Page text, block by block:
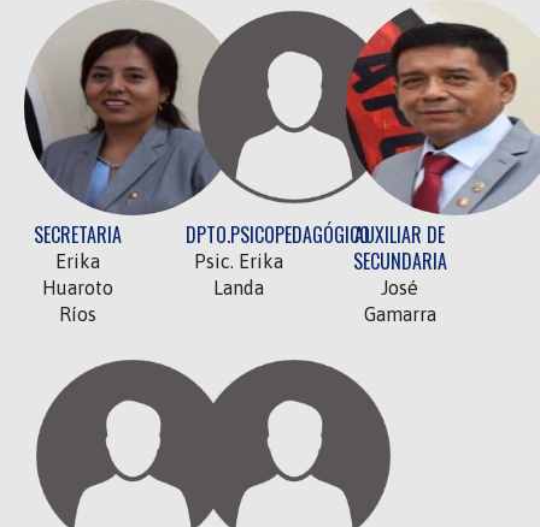
SECRETARIA
Erika
Huaroto
Ríos
DPTO.PSICOPEDAGÓGICO
Psic. Erika
Landa
AUXILIAR DE
SECUNDARIA
José
Gamarra